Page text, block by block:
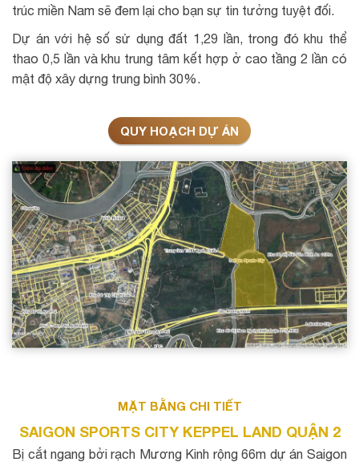
trúc miền Nam sẽ đem lại cho bạn sự tin tưởng tuyệt đối.
Dự án với hệ số sử dụng đất 1,29 lần, trong đó khu thể
thao 0,5 lần và khu trung tâm kết hợp ở cao tầng 2 lần có
mật độ xây dựng trung bình 30%.
QUY HOẠCH DỰ ÁN
MẶT BẰNG CHI TIẾT
SAIGON SPORTS CITY KEPPEL LAND QUẬN 2
Bị cắt ngang bởi rạch Mương Kinh rộng 66m dự án Saigon